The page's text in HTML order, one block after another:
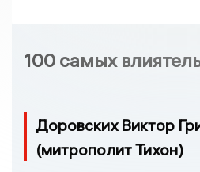
100 самых
Доровских Виктор
(митрополит Тихон)